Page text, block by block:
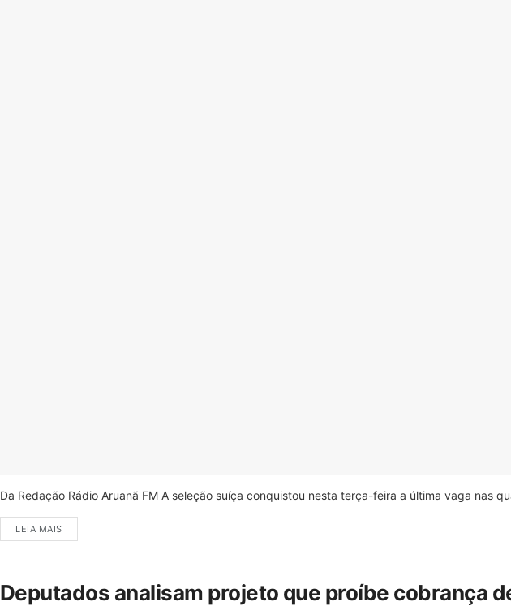
Da Redação Rádio Aruanã FM A seleção suíça conquistou nesta terça-feira a última vaga nas
LEIA MAIS
Deputados analisam projeto que proíbe cobrança